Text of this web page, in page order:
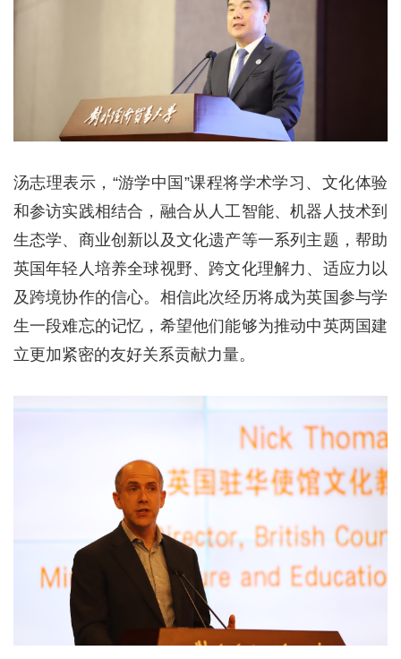
汤志理表示，“游学中国”课程将学术学习、文化体验
和参访实践相结合，融合从人工智能、机器人技术到
生态学、商业创新以及文化遗产等一系列主题，帮助
英国年轻人培养全球视野、跨文化理解力、适应力以
及跨境协作的信心。相信此次经历将成为英国参与学
生一段难忘的记忆，希望他们能够为推动中英两国建
立更加紧密的友好关系贡献力量。